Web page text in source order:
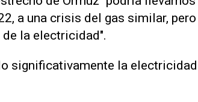
a una crisis del gas similar, pero
la electricidad".
significativamente la electricidad